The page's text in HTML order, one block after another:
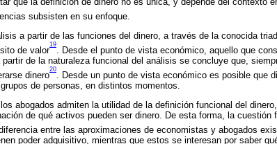
subsisten en su enfoque.
a partir de las funciones del dinero, a través de la conocida
de valor
19
. Desde el punto de vista económico, aquello que
de la naturaleza funcional del análisis se concluye que,
dinero
20
. Desde un punto de vista económico es posible que
de personas, en distintos momentos.
abogados admiten la utilidad de la definición funcional del
de qué activos pueden ser dinero. De esta forma, la cuestión
entre las aproximaciones de economistas y abogados
poder adquisitivo, mientras que estos se interesan por saber